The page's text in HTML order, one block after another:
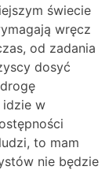
świecie
wręcz
od zadania
dosyć
w
to mam
nie będzie